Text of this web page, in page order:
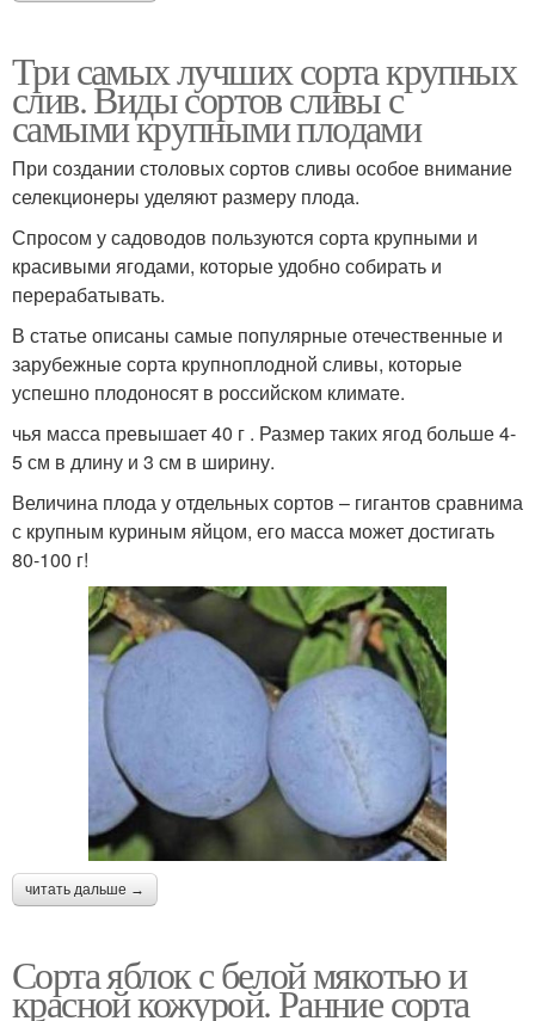
Три самых лучших сорта крупных
слив. Виды сортов сливы с
самыми крупными плодами
При создании столовых сортов сливы особое внимание
селекционеры уделяют размеру плода.
Спросом у садоводов пользуются сорта крупными и
красивыми ягодами, которые удобно собирать и
перерабатывать.
В статье описаны самые популярные отечественные и
зарубежные сорта крупноплодной сливы, которые
успешно плодоносят в российском климате.
чья масса превышает 40 г . Размер таких ягод больше 4-
5 см в длину и 3 см в ширину.
Величина плода у отдельных сортов – гигантов сравнима
с крупным куриным яйцом, его масса может достигать
80-100 г!
читать дальше →
Сорта яблок с белой мякотью и
красной кожурой. Ранние сорта